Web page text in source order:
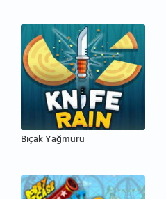
Bıçak Yağmuru